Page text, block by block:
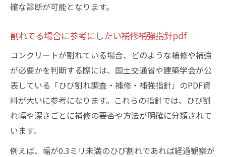
確な診断が可能となります。
割れてる場合に参考にしたい補修補強指針pdf
コンクリートが割れている場合、どのような補修や補強
が必要かを判断する際には、国土交通省や建築学会が公
表している「ひび割れ調査・補修・補強指針」のPDF資
料が大いに参考になります。これらの指針では、ひび割
れ幅や深さごとに補修の要否や方法が明確に分類されて
います。
例えば、幅が0.3ミリ未満のひび割れであれば経過観察が